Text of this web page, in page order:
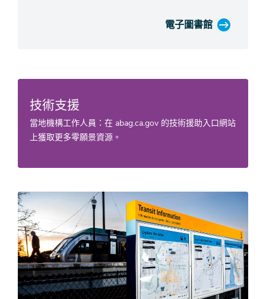
電子圖書館
技術支援
當地機構工作人員：在 abag.ca.gov 的技術援助入口網站
上獲取更多零願景資源。